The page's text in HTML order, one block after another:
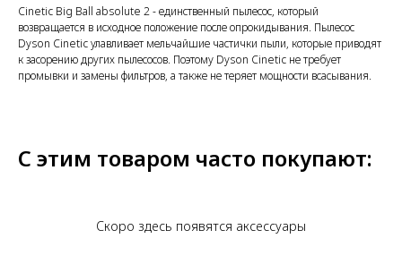
Cinetic Big Ball absolute 2 - единственный пылесос, который
возвращается в исходное положение после опрокидывания. Пылесос
Dyson Cinetic улавливает мельчайшие частички пыли, которые приводят
к засорению других пылесосов. Поэтому Dyson Cinetic не требует
промывки и замены фильтров, а также не теряет мощности всасывания.
С этим товаром часто покупают:
Скоро здесь появятся аксессуары